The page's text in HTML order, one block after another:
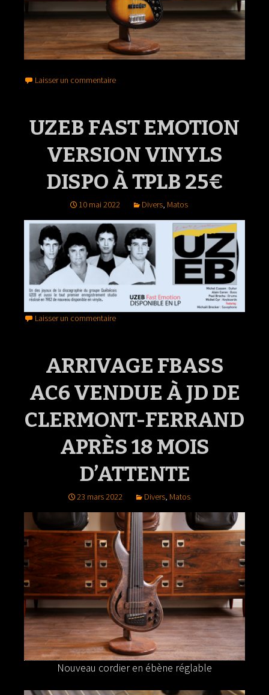
Laisser un commentaire
UZEB FAST EMOTION
VERSION VINYLS
DISPO À TPLB 25€
10 mai 2022 Divers, Matos
Laisser un commentaire
ARRIVAGE FBASS
AC6 VENDUE À JD DE
CLERMONT-FERRAND
APRÈS 18 MOIS
D’ATTENTE
23 mars 2022 Divers, Matos
Nouveau cordier en ébène réglable